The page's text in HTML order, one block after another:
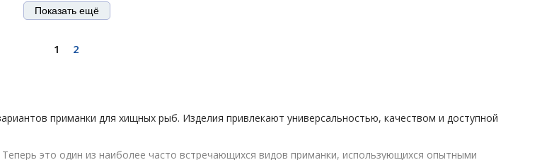
Показать ещё
1 2
приманки для хищных рыб. Изделия привлекают универсальностью, качеством и доступной
это один из наиболее часто встречающихся видов приманки, использующихся опытными